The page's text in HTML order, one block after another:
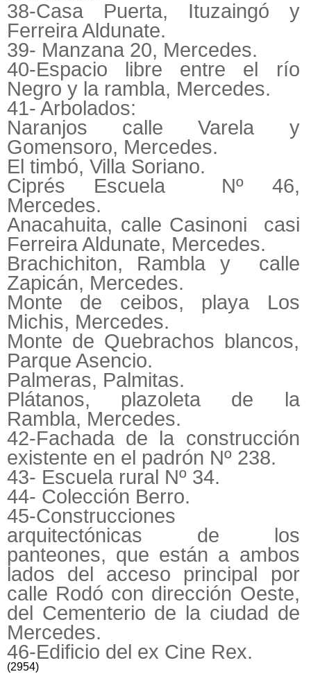
38-Casa Puerta, Ituzaingó y
Ferreira Aldunate.
39- Manzana 20, Mercedes.
40-Espacio libre entre el río
Negro y la rambla, Mercedes.
41- Arbolados:
Naranjos calle Varela y
Gomensoro, Mercedes.
El timbó, Villa Soriano.
Ciprés Escuela Nº 46,
Mercedes.
Anacahuita, calle Casinoni casi
Ferreira Aldunate, Mercedes.
Brachichiton, Rambla y calle
Zapicán, Mercedes.
Monte de ceibos, playa Los
Michis, Mercedes.
Monte de Quebrachos blancos,
Parque Asencio.
Palmeras, Palmitas.
Plátanos, plazoleta de la
Rambla, Mercedes.
42-Fachada de la construcción
existente en el padrón Nº 238.
43- Escuela rural Nº 34.
44- Colección Berro.
45-Construcciones
arquitectónicas de los
panteones, que están a ambos
lados del acceso principal por
calle Rodó con dirección Oeste,
del Cementerio de la ciudad de
Mercedes.
46-Edificio del ex Cine Rex.
(2954)